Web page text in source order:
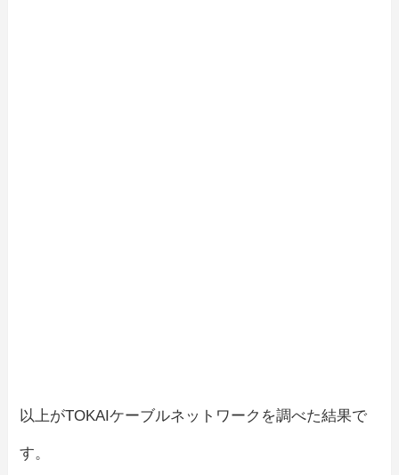
以上がTOKAIケーブルネットワークを調べた結果で
す。